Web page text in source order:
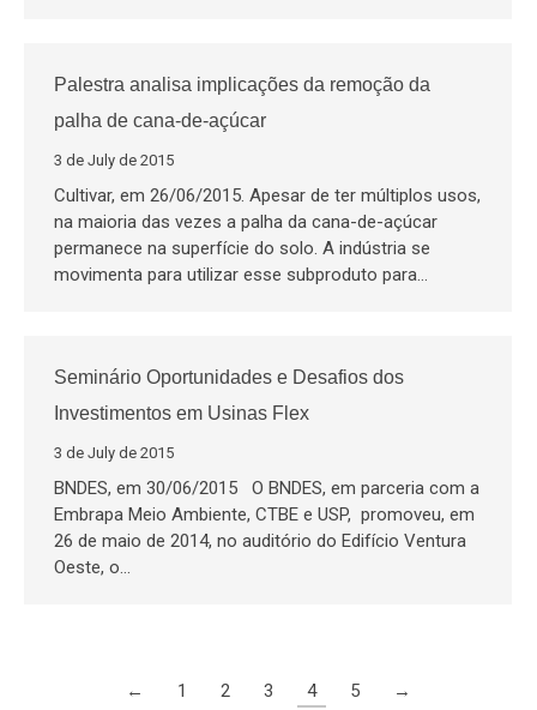
Palestra analisa implicações da remoção da
palha de cana-de-açúcar
3 de July de 2015
Cultivar, em 26/06/2015. Apesar de ter múltiplos usos,
na maioria das vezes a palha da cana-de-açúcar
permanece na superfície do solo. A indústria se
movimenta para utilizar esse subproduto para…
Seminário Oportunidades e Desafios dos
Investimentos em Usinas Flex
3 de July de 2015
BNDES, em 30/06/2015 O BNDES, em parceria com a
Embrapa Meio Ambiente, CTBE e USP, promoveu, em
26 de maio de 2014, no auditório do Edifício Ventura
Oeste, o…
← 1 2 3 4 5 →